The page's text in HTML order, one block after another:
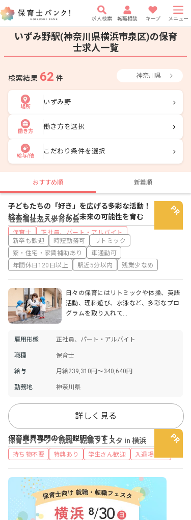
求人検索 転職相談 キープ メニュー
いずみ野駅(神奈川県横浜市泉区)の保育
士求人一覧
検索結果 62 件 神奈川県
場所
いずみ野
働き方
働き方を選択
給与/他
こだわり条件を選択
おすすめ順 新着順
社会福祉法人歩育の会
保育士 正社員、パート・アルバイト
子どもたちの「好き」を広げる多彩な活動！
絵本やリトミックなど未来の可能性を育む
新卒も歓迎 時短勤務可
リトミック
寮・住宅・家賃補助あり
車通勤可
年間休日120日以上
駅近5分以内 残業少なめ
日々の保育にはリトミックや体操、英語
活動、理科遊び、水泳など、多彩なプロ
グラムを取り入れて…
雇用形態 正社員、パート・アルバイト
職種 保育士
給与 月給239,310円～340,640円
勤務地 神奈川県
詳しく見る
保育士バンク！就職・転職フェスタ in 横浜
保育業界専門の合同説明会です！
持ち物不要 特典あり 学生さん歓迎 入退場自由